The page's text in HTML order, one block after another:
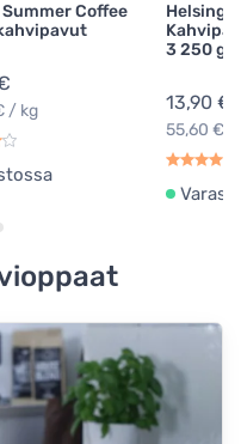
Coffee
/ kg
Helsingin
3 250 g
13,90 €
55,60 € /